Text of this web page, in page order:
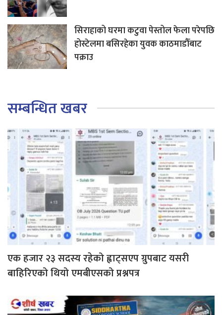
सिराहाको घरमा कटुवा पेस्तोल फेला परेपछि
होस्टेलमा बसिरहेका युवक काठमाडौँबाट
पक्राउ
सम्बन्धित खबर
एक हजार २३ सदस्य रहेको ह्वाट्सएप ग्रुपबाट यसरी
बाहिरिएको थियो एमबीएसको प्रश्नपत्र